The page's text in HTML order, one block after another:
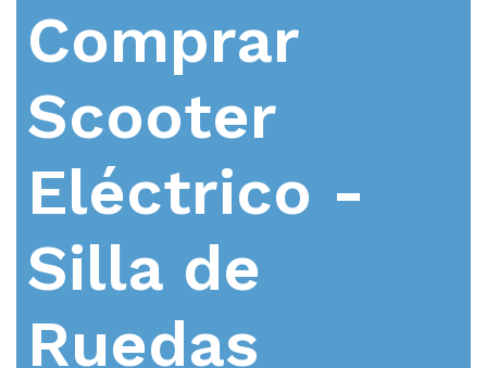
Comprar
Scooter
Eléctrico -
Silla de
Ruedas